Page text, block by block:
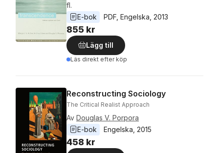
fl.
E-bok
PDF Engelska 2013
855 kr
Lägg till
Läs direkt efter köp
Reconstructing Sociology
The Critical Realist Approach
Av Douglas V. Porpora
E-bok
Engelska 2015
458 kr